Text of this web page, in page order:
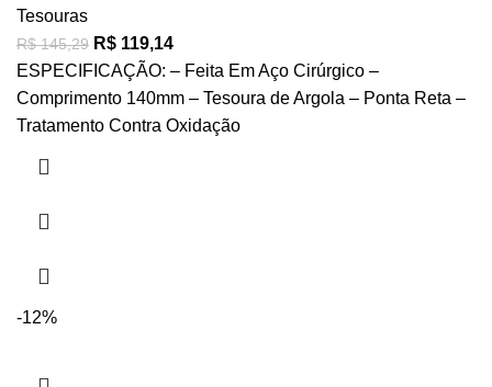
Tesouras
R$145,29 R$ 119,14
ESPECIFICAÇÃO: – Feita Em Aço Cirúrgico –
Comprimento 140mm – Tesoura de Argola – Ponta Reta –
Tratamento Contra Oxidação
-12%